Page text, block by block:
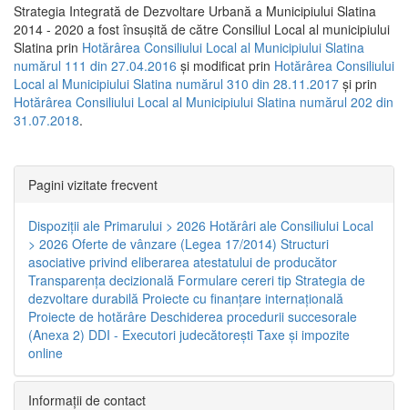
Strategia Integrată de Dezvoltare Urbană a Municipiului Slatina
2014 - 2020 a fost însuşită de către Consiliul Local al municipiului
Slatina prin Hotărârea Consiliului Local al Municipiului Slatina
numărul 111 din 27.04.2016 și modificat prin Hotărârea Consiliului
Local al Municipiului Slatina numărul 310 din 28.11.2017 și prin
Hotărârea Consiliului Local al Municipiului Slatina numărul 202 din
31.07.2018.
Pagini vizitate frecvent
Dispoziţii ale Primarului > 2026 Hotărâri ale Consiliului Local
> 2026 Oferte de vânzare (Legea 17/2014) Structuri
asociative privind eliberarea atestatului de producător
Transparenţa decizională Formulare cereri tip Strategia de
dezvoltare durabilă Proiecte cu finanţare internaţională
Proiecte de hotărâre Deschiderea procedurii succesorale
(Anexa 2) DDI - Executori judecătorești Taxe şi impozite
online
Informaţii de contact